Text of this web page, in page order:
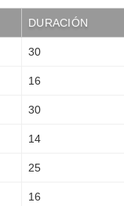
DURACIÓN
30
16
30
14
25
16